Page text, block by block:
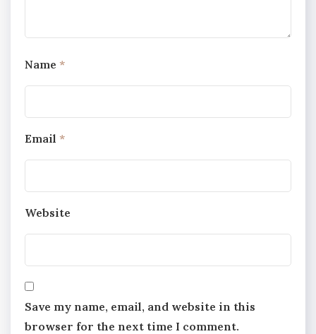
Name *
Email *
Website
Save my name, email, and website in this
browser for the next time I comment.